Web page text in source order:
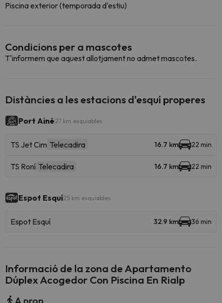
Piscina exterior (temporada d'estiu)
Condicions per a mascotes
T'informem que aquest allotjament no admet mascotes.
Distàncies a les estacions d'esquí properes
Port Ainé 27 km esquiables
TS Jet Cim Telecadira 16.7 km 22 min
TS Roní Telecadira 16.7 km 22 min
Espot Esquí25 km esquiables
Espot Esquí 32.9 km 36 min
Informació de la zona de Apartamento
Dúplex Acogedor Con Piscina En Rialp
A prop